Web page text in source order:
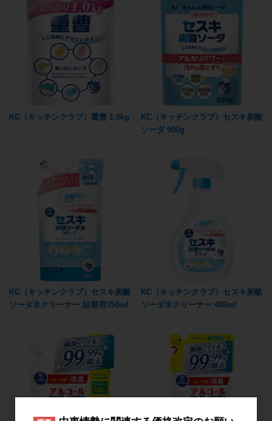
KC（キッチンクラブ）重曹 1.0kg
KC（キッチンクラブ）セスキ炭酸
ソーダ 500g
KC（キッチンクラブ）セスキ炭酸
ソーダ水クリーナー 詰替用350ml
KC（キッチンクラブ）セスキ炭酸
ソーダ水クリーナー 400ml